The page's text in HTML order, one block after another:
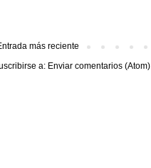
más reciente
a: Enviar comentarios (Atom)